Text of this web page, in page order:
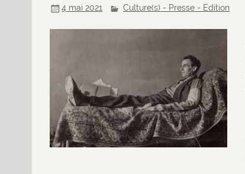
4 mai 2021 Culture(s) - Presse - Edition